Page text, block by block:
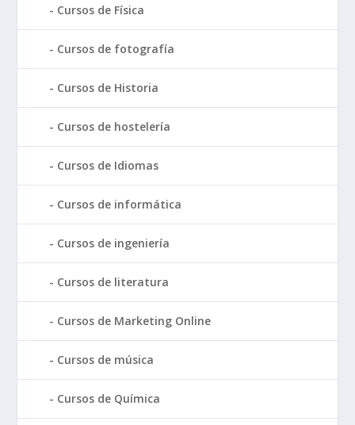
Cursos de Física
Cursos de fotografía
Cursos de Historia
Cursos de hostelería
Cursos de Idiomas
Cursos de informática
Cursos de ingeniería
Cursos de literatura
Cursos de Marketing Online
Cursos de música
Cursos de Química